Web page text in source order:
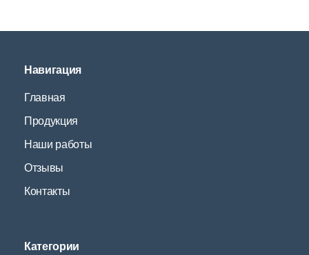
Навигация
Главная
Продукция
Наши работы
Отзывы
Контакты
Категории